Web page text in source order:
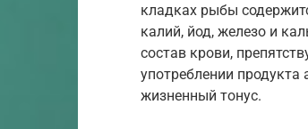
кладках рыбы
калий, йод, железо и
состав крови,
употреблении продукта
жизненный тонус.